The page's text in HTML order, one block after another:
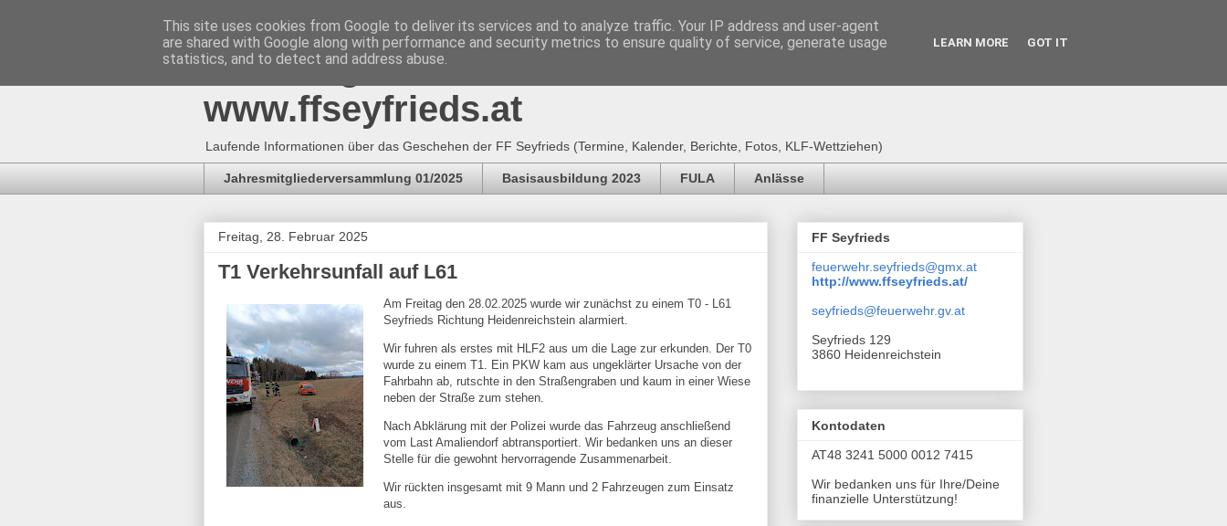
Freiwillige Feuerwehr SEYFRIEDS
www.ffseyfrieds.at
Laufende Informationen über das Geschehen der FF Seyfrieds (Termine, Kalender, Berichte, Fotos, KLF-Wettziehen)
Jahresmitgliederversammlung 01/2025 Basisausbildung 2023 FULA Anlässe
Freitag, 28. Februar 2025
T1 Verkehrsunfall auf L61
Am Freitag den 28.02.2025 wurde wir zunächst zu einem T0 - L61
Seyfrieds Richtung Heidenreichstein alarmiert.
Wir fuhren als erstes mit HLF2 aus um die Lage zur erkunden. Der T0
wurde zu einem T1. Ein PKW kam aus ungeklärter Ursache von der
Fahrbahn ab, rutschte in den Straßengraben und kaum in einer Wiese
neben der Straße zum stehen.
Nach Abklärung mit der Polizei wurde das Fahrzeug anschließend
vom Last Amaliendorf abtransportiert. Wir bedanken uns an dieser
Stelle für die gewohnt hervorragende Zusammenarbeit.
Wir rückten insgesamt mit 9 Mann und 2 Fahrzeugen zum Einsatz
aus.
FF Seyfrieds
feuerwehr.seyfrieds@gmx.at
http://www.ffseyfrieds.at/
seyfrieds@feuerwehr.gv.at
Seyfrieds 129
3860 Heidenreichstein
Kontodaten
AT48 3241 5000 0012 7415
Wir bedanken uns für Ihre/Deine
finanzielle Unterstützung!
This site uses cookies from Google to deliver its services and to analyze traffic. Your IP address and user-agent
are shared with Google along with performance and security metrics to ensure quality of service, generate usage
statistics, and to detect and address abuse.
LEARN MORE GOT IT